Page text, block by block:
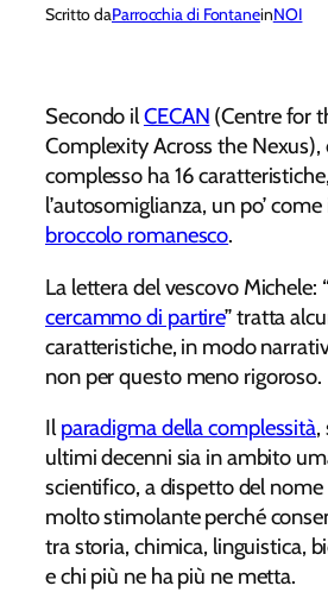
Scritto daParrocchia di FontaneinNOI
Secondo ilCECAN (Centre for
Complexity Across the Nexus),
complesso ha 16
l’autosomiglianza, un po’
broccolo romanesco.
La lettera del vescovo Michele: “
cercammo di partire” tratta
caratteristiche, in modo
non per questo meno rigoroso.
Ilparadigma della complessità,
ultimi decenni sia in ambito
scientifico, a dispetto del nome
molto stimolante perché
tra storia, chimica, linguistica,
e chi più ne ha più ne metta.